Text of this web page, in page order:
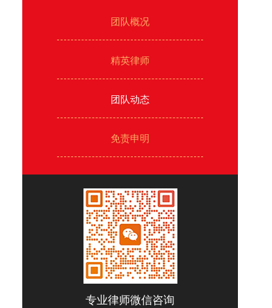
团队概况
精英律师
团队动态
免责申明
专业律师微信咨询